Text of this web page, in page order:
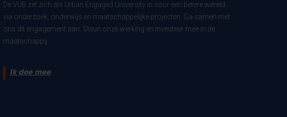
De VUB zet zich als Urban Engaged University in voor een betere wereld
via onderzoek, onderwijs en maatschappelijke projecten. Ga samen met
ons dit engagement aan. Steun onze werking en investeer mee in de
maatschappij.
Ik doe mee